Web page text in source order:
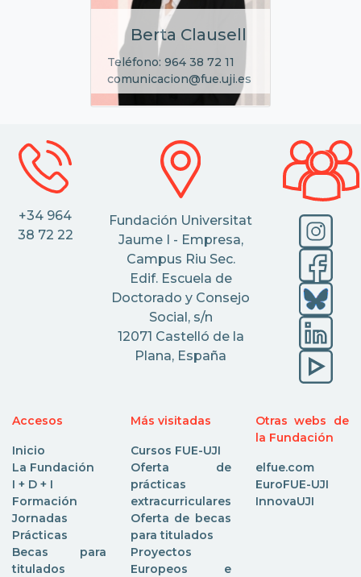
Berta Clausell
Teléfono: 964 38 72 11
comunicacion@fue.uji.es
+34 964
38 72 22
Fundación Universitat
Jaume I - Empresa,
Campus Riu Sec.
Edif. Escuela de
Doctorado y Consejo
Social, s/n
12071 Castelló de la
Plana, España
Accesos
Inicio
La Fundación
I + D + I
Formación
Jornadas
Prácticas
Becas para
titulados
Más visitadas
Cursos FUE-UJI
Oferta de
prácticas
extracurriculares
Oferta de becas
para titulados
Proyectos
Europeos e
Otras webs de
la Fundación
elfue.com
EuroFUE-UJI
InnovaUJI